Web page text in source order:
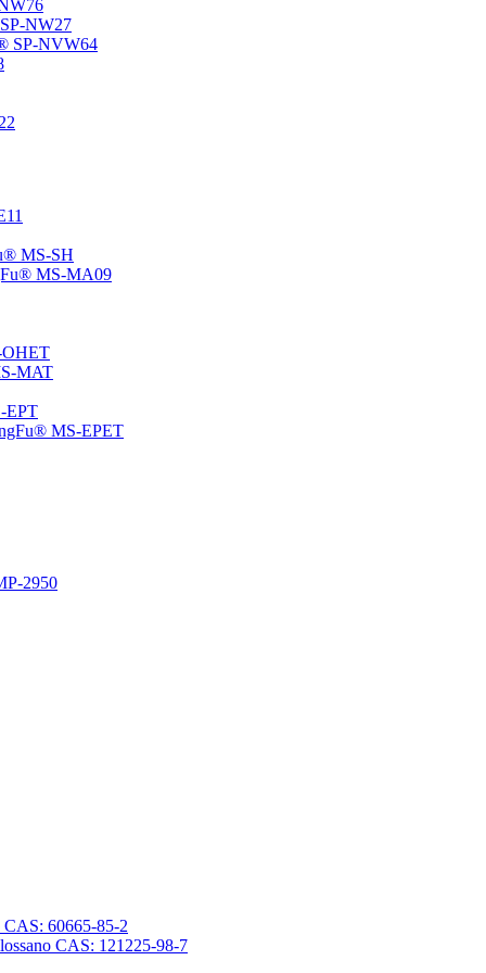
NW27
SP-NVW64
MS-SH
MS-MA09
OHET
MAT
EPT
MS-EPET
2950
CAS: 60665-85-2
CAS: 121225-98-7